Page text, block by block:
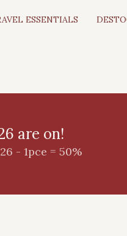
ESSENTIALS
are on!
- 1pce = 50%